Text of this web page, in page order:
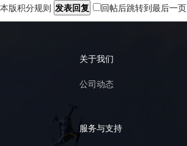
本版积分规则 发表回复 回帖后跳转到最后一页
关于我们
公司动态
服务与支持